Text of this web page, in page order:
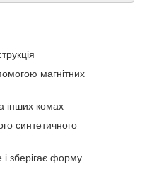
магнітних
інших комах
синтетичного
зберігає форму